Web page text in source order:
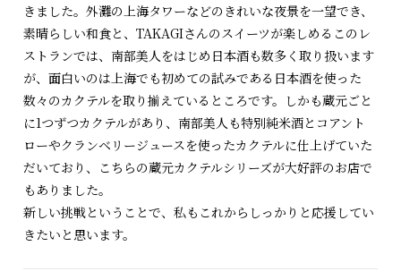
きました。外灘の上海タワーなどのきれいな夜景を一望でき、
素晴らしい和食と、TAKAGIさんのスイーツが楽しめるこのレ
ストランでは、南部美人をはじめ日本酒も数多く取り扱います
が、面白いのは上海でも初めての試みである日本酒を使った
数々のカクテルを取り揃えているところです。しかも蔵元ごと
に1つずつカクテルがあり、南部美人も特別純米酒とコアント
ローやクランベリージュースを使ったカクテルに仕上げていた
だいており、こちらの蔵元カクテルシリーズが大好評のお店で
もありました。
新しい挑戦ということで、私もこれからしっかりと応援してい
きたいと思います。